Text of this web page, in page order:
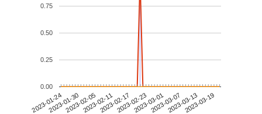
2023-01-242023-01-302023-02-052023-02-112023-02-172023-02-232023-03-012023-03-072023-03-132023-03-19
0.00
0.25
0.50
0.75